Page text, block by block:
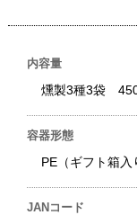
内容量
燻製3種3袋
容器形態
PE（ギフト箱入
JANコード